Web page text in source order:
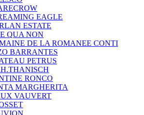
EAGLE
ESTATE
QUA NON
DE LA ROMANEE CONTI
BARRANTES
PETRUS
RONCO
MARGHERITA
VAUVERT